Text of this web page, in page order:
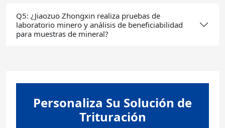
Q5: ¿Jiaozuo Zhongxin realiza pruebas de
laboratorio minero y análisis de beneficiabilidad
para muestras de mineral?
Personaliza Su Solución de
Trituración